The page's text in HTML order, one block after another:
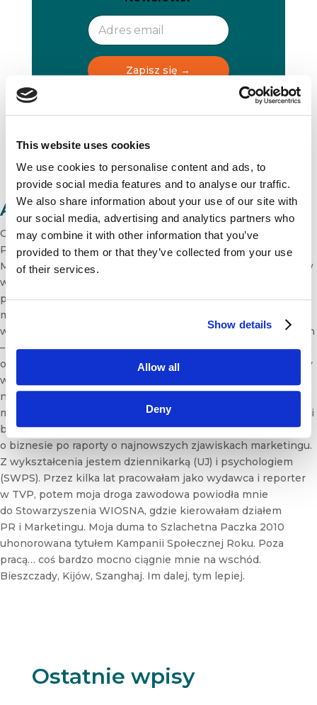
This website uses cookies
We use cookies to personalise content and ads, to
provide social media features and to analyse our traffic.
We also share information about your use of our site with
our social media, advertising and analytics partners who
may combine it with other information that you’ve
provided to them or that they’ve collected from your use
of their services.
Show details
Allow all
Deny
w
s
e
t
s
e
t
t
e
r
N
s
t
e
w
s
e
t
Zapisz się →
Autor: Agata Mardosz
Cenię sobie wolność, twórczą pracę i twórczy rozwój.
Prowadzę zajęcia na programach The Chartered Institute of
Marketing (CIM), a także – jako tutor – wspieram uczestników
w rozwoju i przygotowaniach do egzaminów. Sama też
przeszłam tę drogę i mam zaszczyt należeć do grona
marketerów z dyplomem CIM. Prowadzę również zajęcia
w ramach zamkniętych projektów szkoleniowo-rozwojowych
– specjalizuję się obszarach takich jak branding, komunikacja
oraz autoprezentacja, wystąpienia przed kamerą i biznesowy
warsztat językowy. Gościnnie prowadzę zajęcia m. in.
na Uniwersytecie Warszawskim i Łódzkim. Ważną częścią
mojej pracy jest tworzenie profesjonalnych narzędzi edukacji
biznesowej (case studies). Sporo też piszę: od artykułów
o biznesie po raporty o najnowszych zjawiskach marketingu.
Z wykształcenia jestem dziennikarką (UJ) i psychologiem
(SWPS). Przez kilka lat pracowałam jako wydawca i reporter
w TVP, potem moja droga zawodowa powiodła mnie
do Stowarzyszenia WIOSNA, gdzie kierowałam działem
PR i Marketingu. Moja duma to Szlachetna Paczka 2010
uhonorowana tytułem Kampanii Społecznej Roku. Poza
pracą… coś bardzo mocno ciągnie mnie na wschód.
Bieszczady, Kijów, Szanghaj. Im dalej, tym lepiej.
Ostatnie wpisy